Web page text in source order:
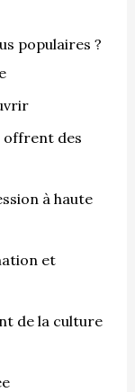
populaires ?
offrent des
à haute
et
de la culture